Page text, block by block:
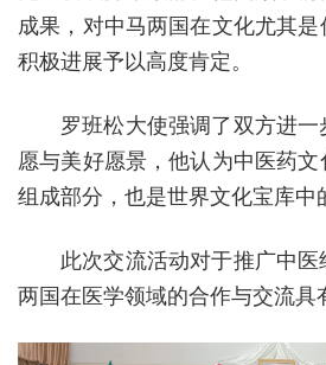
成果，对中马两国在文化尤其
积极进展予以高度肯定。
罗班松大使强调了双方进
愿与美好愿景，他认为中医药
组成部分，也是世界文化宝库中
此次交流活动对于推广中
两国在医学领域的合作与交流具